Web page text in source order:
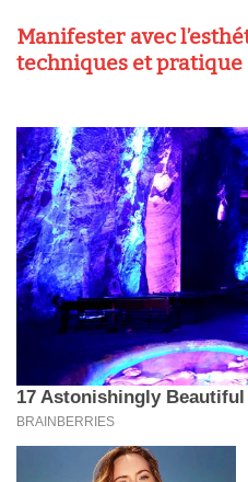
Manifester avec
techniques et pratique